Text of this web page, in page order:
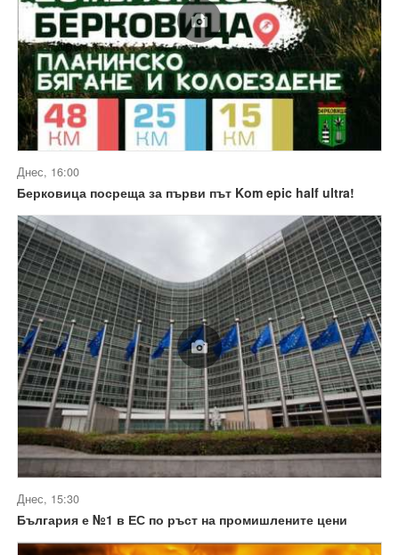
Днес, 16:00
Берковица посреща за първи път Kom epic half ultra!
Днес, 15:30
България е №1 в ЕС по ръст на промишлените цени